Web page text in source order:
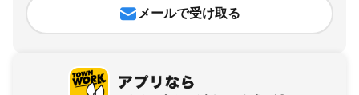
メールで受け取る